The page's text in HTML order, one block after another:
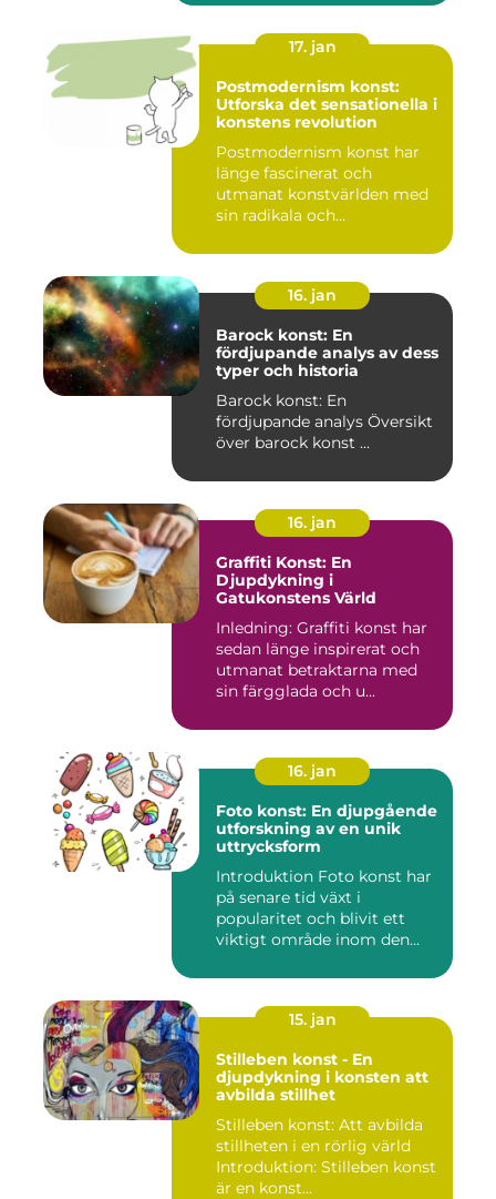
17. jan
Postmodernism konst:
Utforska det sensationella i
konstens revolution
Postmodernism konst har
länge fascinerat och
utmanat konstvärlden med
sin radikala och
16. jan
Barock konst: En
fördjupande analys av dess
typer och historia
Barock konst: En
fördjupande analys Översikt
över barock konst ...
16. jan
Graffiti Konst: En
Djupdykning i
Gatukonstens Värld
Inledning: Graffiti konst har
sedan länge inspirerat och
utmanat betraktarna med
sin färgglada och u...
16. jan
Foto konst: En djupgående
utforskning av en unik
uttrycksform
Introduktion Foto konst har
på senare tid växt i
popularitet och blivit ett
viktigt område inom den...
15. jan
Stilleben konst - En
djupdykning i konsten att
avbilda stillhet
Stilleben konst: Att avbilda
stillheten i en rörlig värld
Introduktion: Stilleben konst
är en konst...